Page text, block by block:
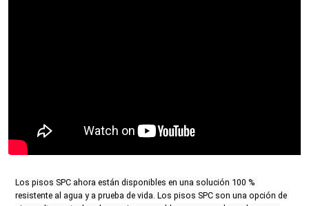
Los pisos SPC ahora están disponibles en una solución 100 %
resistente al agua y a prueba de vida. Los pisos SPC son una opción de